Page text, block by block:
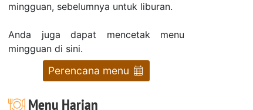
mingguan, sebelumnya untuk liburan.
Anda juga dapat mencetak menu
mingguan di sini.
Perencana menu
Menu Harian